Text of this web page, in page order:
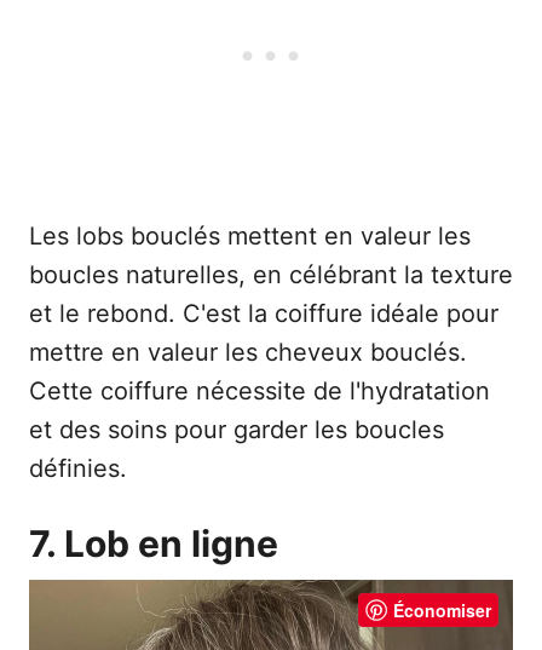
Les lobs bouclés mettent en valeur les
boucles naturelles, en célébrant la texture
et le rebond. C'est la coiffure idéale pour
mettre en valeur les cheveux bouclés.
Cette coiffure nécessite de l'hydratation
et des soins pour garder les boucles
définies.
7. Lob en ligne
Économiser